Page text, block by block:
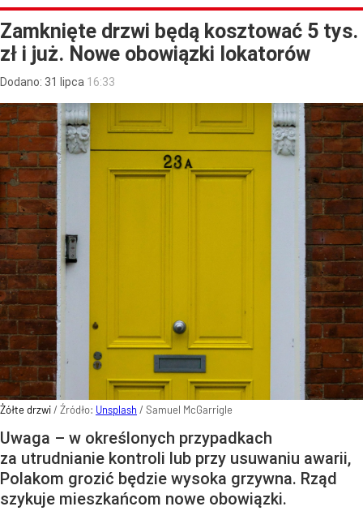
Zamknięte drzwi będą kosztować 5 tys.
zł i już. Nowe obowiązki lokatorów
Dodano: 31 lipca 16:33
Żółte drzwi/ Źródło: Unsplash / Samuel McGarrigle
Uwaga – w określonych przypadkach
za utrudnianie kontroli lub przy usuwaniu awarii,
Polakom grozić będzie wysoka grzywna. Rząd
szykuje mieszkańcom nowe obowiązki.